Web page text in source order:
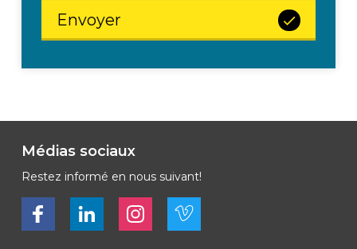
Envoyer
Médias sociaux
Restez informé en nous suivant!
Bekijk ons op FacebookBekijk ons op LinkedInBekijk ons op LinkedInBekijk ons op Vimeo